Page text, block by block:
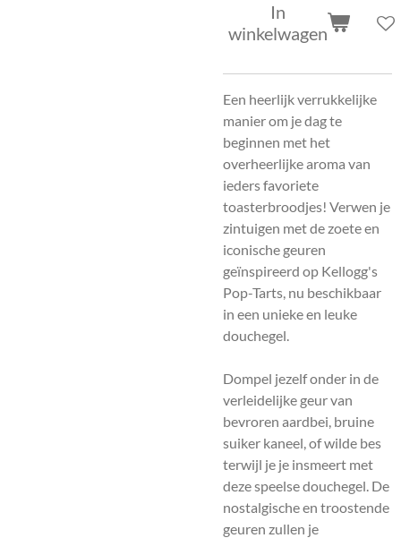
In
winkelwagen
Een heerlijk verrukkelijke
manier om je dag te
beginnen met het
overheerlijke aroma van
ieders favoriete
toasterbroodjes! Verwen je
zintuigen met de zoete en
iconische geuren
geïnspireerd op Kellogg's
Pop-Tarts, nu beschikbaar
in een unieke en leuke
douchegel.
Dompel jezelf onder in de
verleidelijke geur van
bevroren aardbei, bruine
suiker kaneel, of wilde bes
terwijl je je insmeert met
deze speelse douchegel. De
nostalgische en troostende
geuren zullen je